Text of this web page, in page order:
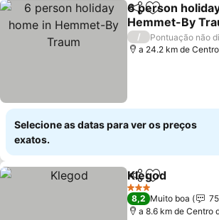
PartilharAdicionar
6 person
Hemmet-By
/
Pontuação não
a 24.2 km de
Selecione as datas para ver os preços
exatos.
PartilharAdicionar
Klegod
3 Estrelas
8,2 Muito boa
a 8.6 km de Centro